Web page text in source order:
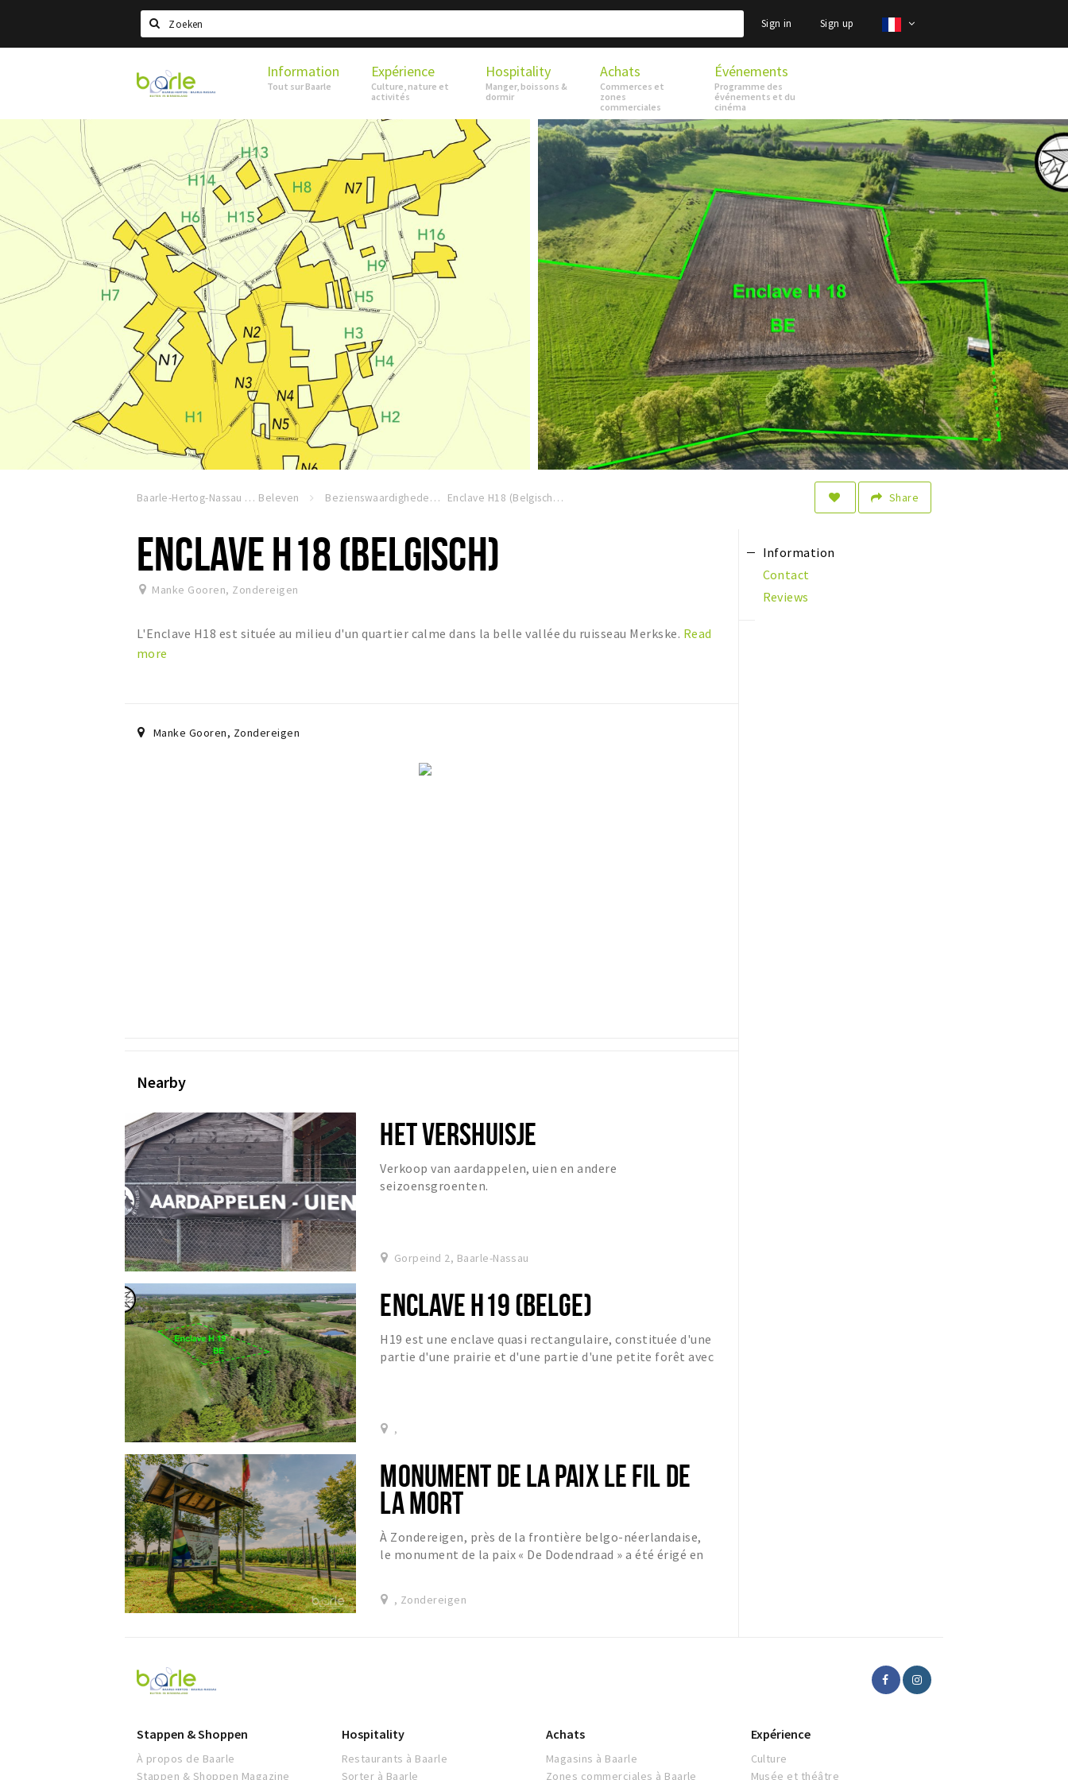
Search
Sign in Sign up
Visit
Baarle
Information
Tout sur Baarle
Expérience
Culture, nature et
activités
Hospitality
Manger, boissons &
dormir
Achats
Commerces et
zones
commerciales
Événements
Programme des
événements et du
cinéma
Baarle-Hertog-Nassau Beleven Bezienswaardigheden Enclave H18 (Belgisch) Share
ENCLAVE H18 (BELGISCH)
Manke Gooren, Zondereigen
L'Enclave H18 est située au milieu d'un quartier calme dans la belle vallée du ruisseau Merkske. Read
more
Manke Gooren, Zondereigen
Nearby
HET VERSHUISJE
Verkoop van aardappelen, uien en andere
seizoensgroenten.
Gorpeind 2, Baarle-Nassau
ENCLAVE H19 (BELGE)
H19 est une enclave quasi rectangulaire, constituée d'une
partie d'une prairie et d'une partie d'une petite forêt avec
,
MONUMENT DE LA PAIX LE FIL DE
LA MORT
À Zondereigen, près de la frontière belgo-néerlandaise,
le monument de la paix « De Dodendraad » a été érigé en
, Zondereigen
Information
Contact
Reviews
Visit
Baarle
Stappen & Shoppen
À propos de Baarle
Stappen & Shoppen Magazine
Hospitality
Restaurants à Baarle
Sorter à Baarle
Achats
Magasins à Baarle
Zones commerciales à Baarle
Expérience
Culture
Musée et théâtre